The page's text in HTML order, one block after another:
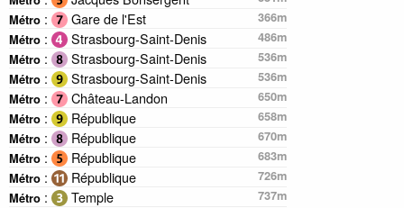
Métro : Gare de l'Est
366m
Métro : Strasbourg-Saint-Denis
486m
Métro : Strasbourg-Saint-Denis
536m
Métro : Strasbourg-Saint-Denis
536m
Métro : Château-Landon
650m
Métro : République
658m
Métro : République
670m
Métro : République
683m
Métro : République
726m
Métro : Temple
737m